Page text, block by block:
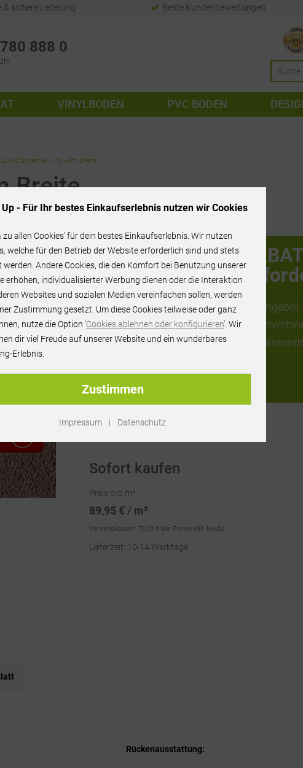
& sichere Lieferung Beste Kundenbewertungen
888 0
VINYLBODEN PVC BODEN
LANO Boheme - 170 - 4m Breite
Breite
89,95 € / m²
Artikel-Nr.:RU67400
Sofort kaufen
Preis pro m²
89,95 € / m²
Versandkosten: 79,00 € alle Preise inkl. MwSt.
Lieferzeit: 10-14 Werktage
Rückenausstattung:
Up - Für Ihr bestes Einkaufserlebnis nutzen wir Cookies
zu allen Cookies' für dein bestes Einkaufserlebnis. Wir nutzen
welche für den Betrieb der Website erforderlich sind und stets
werden. Andere Cookies, die den Komfort bei Benutzung unserer
erhöhen, individualisierter Werbung dienen oder die Interaktion
Websites und sozialen Medien vereinfachen sollen, werden
Zustimmung gesetzt. Um diese Cookies teilweise oder ganz
nutze die Option 'Cookies ablehnen oder konfigurieren'. Wir
dir viel Freude auf unserer Website und ein wunderbares
Erlebnis.
Zustimmen
Impressum | Datenschutz